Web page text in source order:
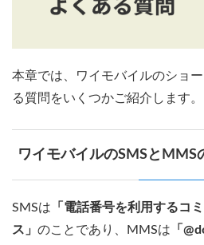
本章では、ワイモバイルのショ
る質問をいくつかご紹介します。
ワイモバイルのSMSとMMS
SMSは 「電話番号を利用するコ
ス」 のことであり、MMSは 「